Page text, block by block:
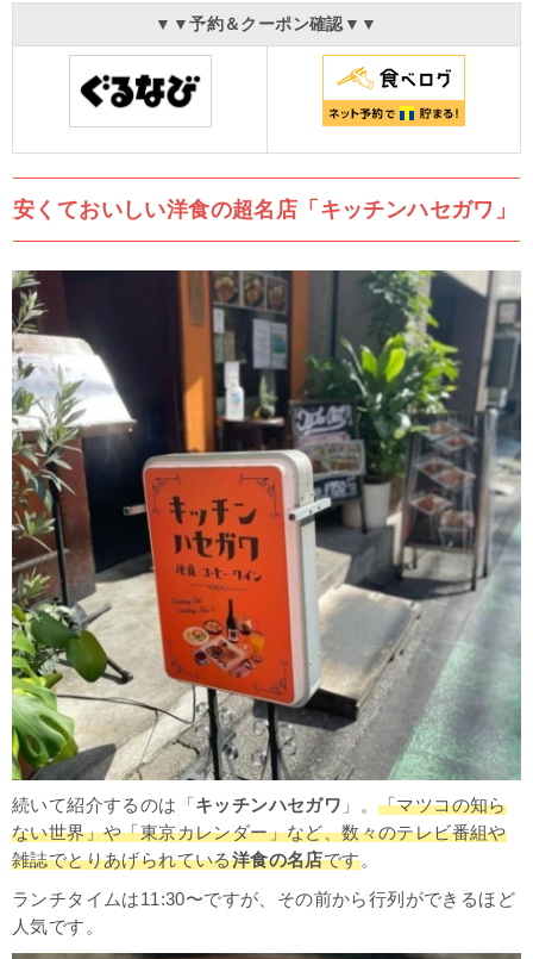
▼▼予約＆クーポン確認▼▼
安くておいしい洋食の超名店「キッチンハセガワ」
続いて紹介するのは「 キッチンハセガワ 」。「マツコの知ら
ない世界」や「東京カレンダー」など、数々のテレビ番組や
雑誌でとりあげられている洋食の名店です。
ランチタイムは11:30〜ですが、その前から行列ができるほど
人気です。